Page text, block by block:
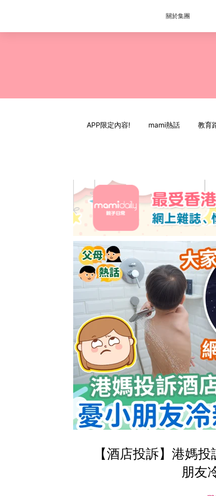
關於集團
APP限定內容! mami熱話 教育
【酒店投訴】港媽
朋友